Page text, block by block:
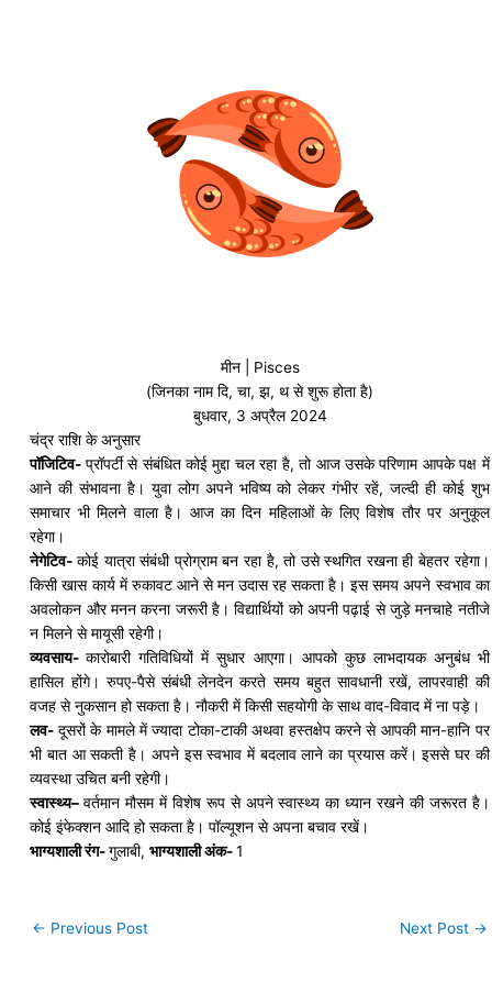
मीन | Pisces
(जिनका नाम दि, चा, झ, थ से शुरू होता है)
बुधवार, 3 अप्रैल 2024
चंद्र राशि के अनुसार
पॉजिटिव- प्रॉपर्टी से संबंधित कोई मुद्दा चल रहा है, तो आज उसके परिणाम आपके पक्ष में
आने की संभावना है। युवा लोग अपने भविष्य को लेकर गंभीर रहें, जल्दी ही कोई शुभ
समाचार भी मिलने वाला है। आज का दिन महिलाओं के लिए विशेष तौर पर अनुकूल
रहेगा।
नेगेटिव- कोई यात्रा संबंधी प्रोग्राम बन रहा है, तो उसे स्थगित रखना ही बेहतर रहेगा।
किसी खास कार्य में रुकावट आने से मन उदास रह सकता है। इस समय अपने स्वभाव का
अवलोकन और मनन करना जरूरी है। विद्यार्थियों को अपनी पढ़ाई से जुड़े मनचाहे नतीजे
न मिलने से मायूसी रहेगी।
व्यवसाय-कारोबारी गतिविधियों में सुधार आएगा। आपको कुछ लाभदायक अनुबंधभी
हासिल होंगे। रुपए-पैसे संबंधी लेनदेन करते समय बहुत सावधानी रखें, लापरवाही की
वजह से नुकसान हो सकता है। नौकरी में किसी सहयोगी के साथ वाद-विवाद में ना पड़े।
लव- दूसरों के मामले में ज्यादा टोका-टाकी अथवा हस्तक्षेप करने से आपकी मान-हानि पर
भी बात आ सकती है। अपने इस स्वभाव में बदलाव लाने का प्रयास करें। इससे घर की
व्यवस्था उचित बनी रहेगी।
स्वास्थ्य–वर्तमान मौसम में विशेष रूप से अपनेस्वास्थ्य का ध्यान रखने की जरूरत है।
कोईइंफेक्शन आदि हो सकता है। पॉल्यूशन से अपना बचाव रखें।
भाग्यशाली रंग-गुलाबी,भाग्यशाली अंक-1
← Previous Post Next Post →